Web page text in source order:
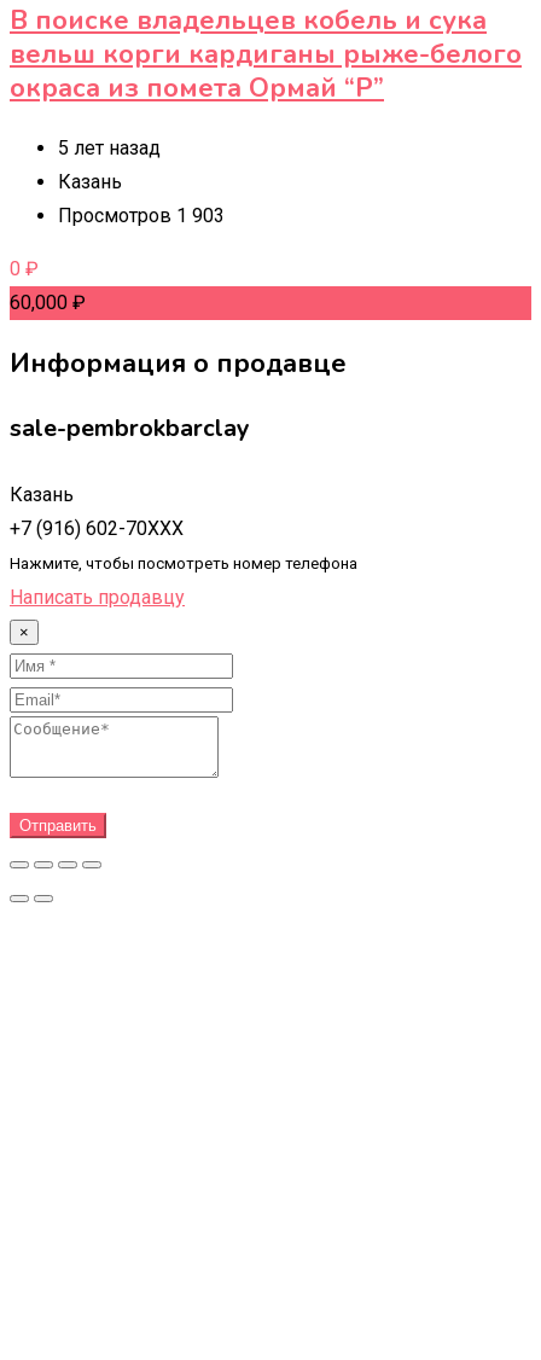
В поиске владельцев кобель и сука
вельш корги кардиганы рыже-белого
окраса из помета Ормай “Р”
5 лет назад
Казань
Просмотров 1 903
0 ₽
60,000 ₽
Информация о продавце
sale-pembrokbarclay
Казань
+7 (916) 602-70XXX
Нажмите, чтобы посмотреть номер телефона
Написать продавцу
×
Отправить